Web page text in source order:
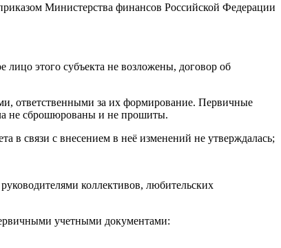
Министерства финансов Российской Федерации
лицо этого субъекта не возложены, договор об
ответственными за их формирование. Первичные
не сброшюрованы и не прошиты.
в связи с внесением в неё изменений не утверждалась;
коллективов, любительских
учетными документами: